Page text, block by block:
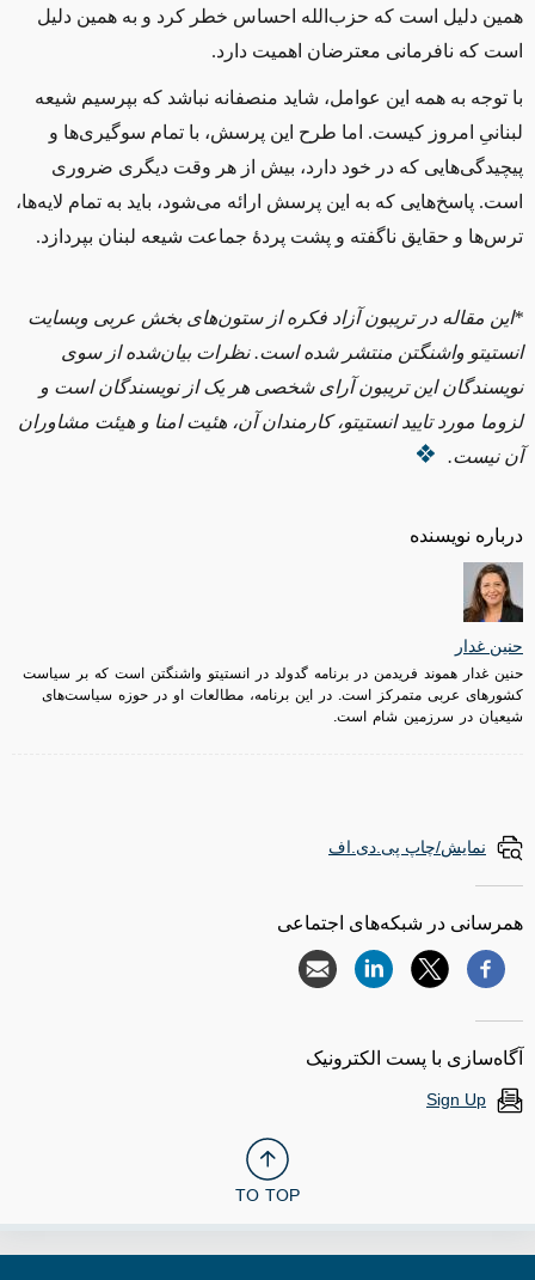
درباره نویسنده
حنین غدار
حنین غدار هموند فریدمن در برنامه گدولد در انستیتو واشنگتن است که بر سیاست‌
کشورهای عربی متمرکز است. در این برنامه، مطالعات او در حوزه سیاست‌های
شیعیان در سرزمین شام است.
همین دلیل است که حزب‌الله احساس خطر کرد و به همین دلیل
است که نافرمانی معترضان اهمیت دارد.
با توجه به همه این عوامل، شاید منصفانه نباشد که بپرسیم شیعه
لبنانیِ امروز کیست. اما طرح این پرسش، با تمام سوگیری‌ها و
پیچیدگی‌هایی که در خود دارد، بیش از هر وقت دیگری ضروری
است. پاسخ‌هایی که به این پرسش ارائه می‌شود، باید به تمام لایه‌ها،
ترس‌ها و حقایق ناگفته‌ و پشت پردهٔ جماعت شیعه لبنان بپردازد.
*این مقاله در تریبون آزاد فکره از ستون‌های بخش عربی وبسایت
انستیتو واشنگتن منتشر شده است. نظرات بیان‌شده از سوی
نویسندگان این تریبون آرای شخصی هر یک از نویسندگان است و
لزوما مورد تایید انستیتو، کارمندان آن، هئیت امنا و هیئت مشاوران
آن نیست.
نمایش/چاپ پی.دی.اف
همرسانی در شبکه‌های اجتماعی
آگاه‌سازی با پست الکترونیک
Sign Up
TO TOP